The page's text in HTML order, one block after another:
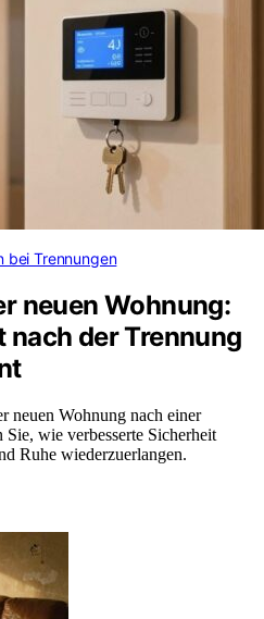
bei Trennungen
neuen Wohnung:
der Trennung
neuen Wohnung nach einer
wie verbesserte Sicherheit
Ruhe wiederzuerlangen.